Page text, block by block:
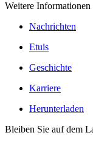
Weitere Informationen
Nachrichten
Etuis
Geschichte
Karriere
Herunterladen
Bleiben Sie auf dem